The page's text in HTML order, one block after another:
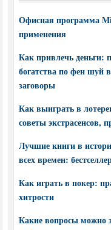
Офисная программа
применения
Как привлечь деньги:
богатства по фен шуй
заговоры
Как выиграть в
советы экстрасенсов,
Лучшие книги в
всех времен:
Как играть в покер:
хитрости
Какие вопросы можно